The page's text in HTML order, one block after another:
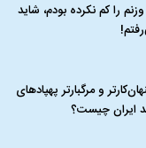
را کم نکرده بودم، شاید
پنهان‌کارتر و مرگبارتر پهپادهای
ایران چیست؟